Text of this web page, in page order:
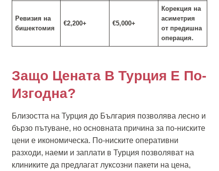
Ревизия на
бишектомия
€2,200+ €5,000+
Корекция на
асиметрия
от предишна
операция.
Защо Цената В Турция Е По-
Изгодна?
Близостта на Турция до България позволява лесно и
бързо пътуване, но основната причина за по-ниските
цени е икономическа. По-ниските оперативни
разходи, наеми и заплати в Турция позволяват на
клиниките да предлагат луксозни пакети на цена,